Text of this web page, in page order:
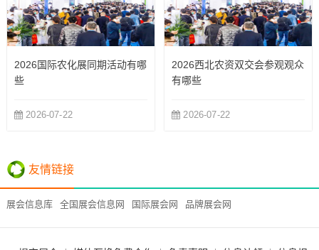
2026国际农化展同期活动有哪
些
2026-07-22
2026西北农资双交会参观观众
有哪些
2026-07-22
友情链接
展会信息库 全国展会信息网 国际展会网 品牌展会网